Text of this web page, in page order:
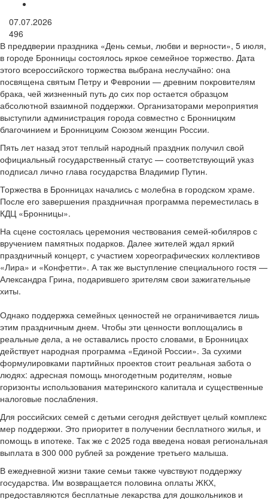
07.07.2026
496
В преддверии праздника «День семьи, любви и верности», 5 июля,
в городе Бронницы состоялось яркое семейное торжество. Дата
этого всероссийского торжества выбрана неслучайно: она
посвящена святым Петру и Февронии — древним покровителям
брака, чей жизненный путь до сих пор остается образцом
абсолютной взаимной поддержки. Организаторами мероприятия
выступили администрация города совместно с Бронницким
благочинием и Бронницким Союзом женщин России.
Пять лет назад этот теплый народный праздник получил свой
официальный государственный статус — соответствующий указ
подписал лично глава государства Владимир Путин.
Торжества в Бронницах начались с молебна в городском храме.
После его завершения праздничная программа переместилась в
КДЦ «Бронницы».
На сцене состоялась церемония чествования семей-юбиляров с
вручением памятных подарков. Далее жителей ждал яркий
праздничный концерт, с участием хореографических коллективов
«Лира» и «Конфетти». А так же выступление специального гостя —
Александра Грина, подарившего зрителям свои зажигательные
хиты.
Однако поддержка семейных ценностей не ограничивается лишь
этим праздничным днем. Чтобы эти ценности воплощались в
реальные дела, а не оставались просто словами, в Бронницах
действует народная программа «Единой России». За сухими
формулировками партийных проектов стоит реальная забота о
людях: адресная помощь многодетным родителям, новые
горизонты использования материнского капитала и существенные
налоговые послабления.
Для российских семей с детьми сегодня действует целый комплекс
мер поддержки. Это приоритет в получении бесплатного жилья, и
помощь в ипотеке. Так же с 2025 года введена новая региональная
выплата в 300 000 рублей за рождение третьего малыша.
В ежедневной жизни такие семьи также чувствуют поддержку
государства. Им возвращается половина оплаты ЖКХ,
предоставляются бесплатные лекарства для дошкольников и